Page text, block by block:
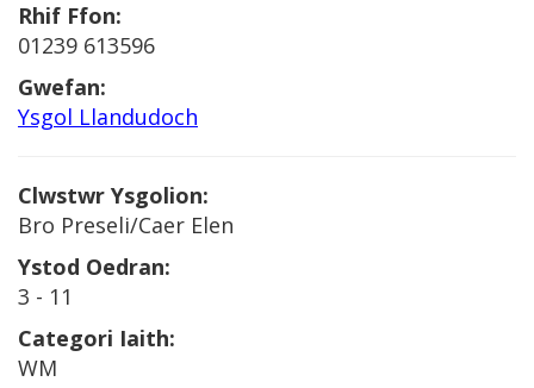
Rhif Ffon:
01239 613596
Gwefan:
Ysgol Llandudoch
Clwstwr Ysgolion:
Bro Preseli/Caer Elen
Ystod Oedran:
3 - 11
Categori Iaith:
WM